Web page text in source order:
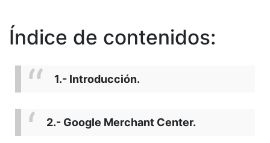
Índice de contenidos:
1.- Introducción.
2.- Google Merchant Center.